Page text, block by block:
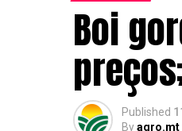
Boi
Published
Byagro.mt